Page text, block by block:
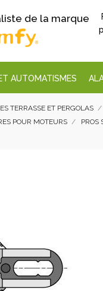
de la marque
AUTOMATISMES
TERRASSE ET PERGOLAS
POUR MOTEURS
PROS